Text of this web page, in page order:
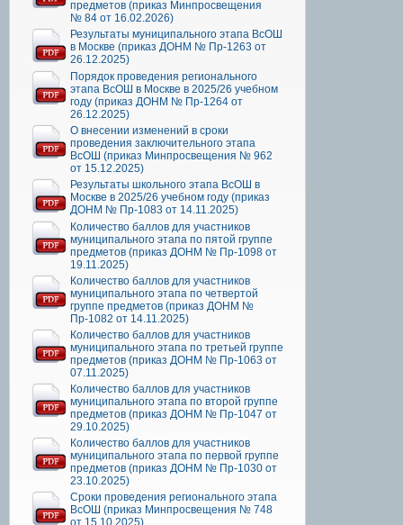
предметов (приказ Минпросвещения
№ 84 от 16.02.2026)
Результаты муниципального этапа ВсОШ
в Москве (приказ ДОНМ № Пр-1263 от
26.12.2025)
Порядок проведения регионального
этапа ВсОШ в Москве в 2025/26 учебном
году (приказ ДОНМ № Пр-1264 от
26.12.2025)
О внесении изменений в сроки
проведения заключительного этапа
ВсОШ (приказ Минпросвещения № 962
от 15.12.2025)
Результаты школьного этапа ВсОШ в
Москве в 2025/26 учебном году (приказ
ДОНМ № Пр-1083 от 14.11.2025)
Количество баллов для участников
муниципального этапа по пятой группе
предметов (приказ ДОНМ № Пр-1098 от
19.11.2025)
Количество баллов для участников
муниципального этапа по четвертой
группе предметов (приказ ДОНМ №
Пр-1082 от 14.11.2025)
Количество баллов для участников
муниципального этапа по третьей группе
предметов (приказ ДОНМ № Пр-1063 от
07.11.2025)
Количество баллов для участников
муниципального этапа по второй группе
предметов (приказ ДОНМ № Пр-1047 от
29.10.2025)
Количество баллов для участников
муниципального этапа по первой группе
предметов (приказ ДОНМ № Пр-1030 от
23.10.2025)
Сроки проведения регионального этапа
ВсОШ (приказ Минпросвещения № 748
от 15.10.2025)